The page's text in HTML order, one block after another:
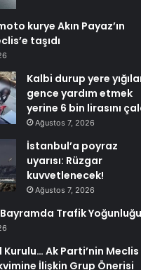
kurye Akın Payaz’ın
taşıdı
Kalbi durup yere
gence yardım etmek
yerine 6 bin lirasını
Ağustos 7, 2026
İstanbul’a poyraz
uyarısı: Rüzgar
kuvvetlenecek!
Ağustos 7, 2026
Trafik Yoğunluğu
Kurulu… Ak Parti’nin Meclis
İlişkin Grup Önerisi